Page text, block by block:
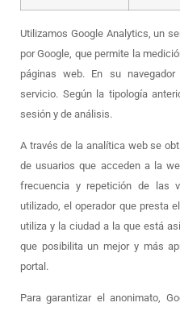
Utilizamos Google Analytics, un
por Google, que permite la
páginas web. En su
servicio. Según la tipología
sesión y de análisis.
A través de la analítica web se
de usuarios que acceden a la
frecuencia y repetición de las
utilizado, el operador que presta
utiliza y la ciudad a la que está
que posibilita un mejor y más
portal.
Para garantizar el anonimato,